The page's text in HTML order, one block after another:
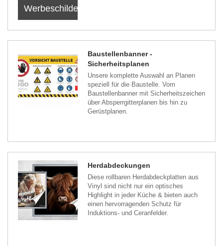
Werbeschilder
Baustellenbanner -
Sicherheitsplanen
Unsere komplette Auswahl an Planen
speziell für die Baustelle. Vom
Baustellenbanner mit Sicherheitszeichen
über Absperrgitterplanen bis hin zu
Gerüstplanen.
Herdabdeckungen
Diese rollbaren Herdabdeckplatten aus
Vinyl sind nicht nur ein optisches
Highlight in jeder Küche & bieten auch
einen hervorragenden Schutz für
Induktions- und Ceranfelder.